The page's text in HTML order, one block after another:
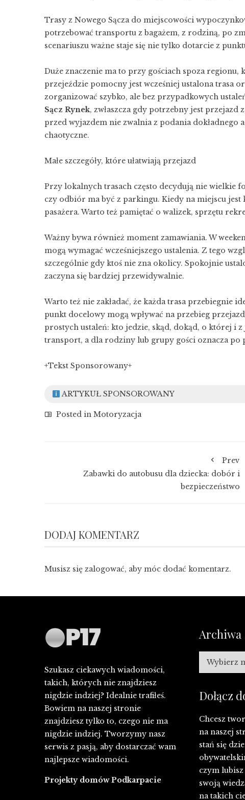
Trasy z Nowego Sącza do miejscowości
potrzebować transportu z bagażem, z rodziną, po
scenariuszu ważne staje się nie tylko dotarcie z
Duże znaczenie ma to przy gościach spoza
przejeździe pomocny jest wcześniej ustalona trasa
zorganizować szybko, ale bez przypadkowych
Sącz Rynek, zwłaszcza gdy potrzebny jest
przed wyjazdem nie zwalnia z podania dokładnego
chaotyczne.
Małe szczegóły, które ułatwiają przejazd
Przy lokalnych trasach często decydują nie wielkie
czy odbiór ma być z parkingu. Kiedy na miejscu
pasażera. Warto też pamiętać o walizek, sprzętu
Ważny bywa również moment zamawiania. W
mogą wymagać wcześniejszego ustalenia. Z tego
szczególnie gdy ktoś nie zna okolicy. Spokojnie
zaczyna się bardziej przewidywalnie.
Warto też nie zakładać, że każda trasa przebiegnie
punkt docelowy mogą wpływać na przebieg
prostych ustaleń: kto jedzie, skąd, dokąd, o której i
transport, a dla rodziny lub grupy gości oznacza po
+Tekst Sponsorowany+
ARTYKUŁ SPONSOROWANY
Posted in Motoryzacja
Prev
Zabawki do autobusu dla dziecka: dobór i
bezpieczeństwo
DODAJ KOMENTARZ
Musisz się zalogować, aby móc dodać komentarz.
Szukasz ciekawych wiadomości,
takich, których nie znajdziesz
nigdzie indziej? Idealnie trafiłeś.
Bowiem na naszej stronie
znajdziesz tylko to, czego nie ma
nigdzie indziej. Tworzymy nasz
serwis z pasją, aby dostarczać wam
najlepsze wiadomości.
Projekty domów Podkarpacie
Archiwa
Archiwa
Dołącz
Chcesz
na naszej
stań się
czym
swoją
na takich